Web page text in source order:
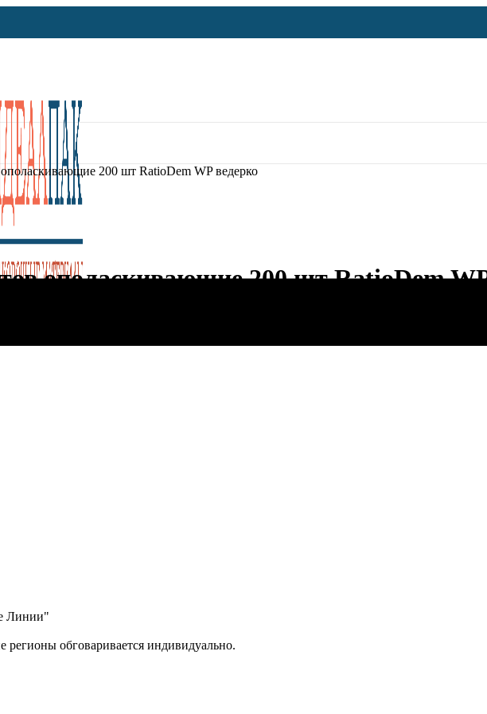
200 шт RatioDem WP ведерко
ополаскивающие 200 шт RatioDem
Линии"
регионы обговаривается индивидуально.